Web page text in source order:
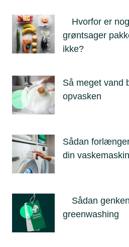
Hvorfor er
grøntsager
ikke?
Så meget vand
opvasken
Sådan
din
Sådan
greenwashing